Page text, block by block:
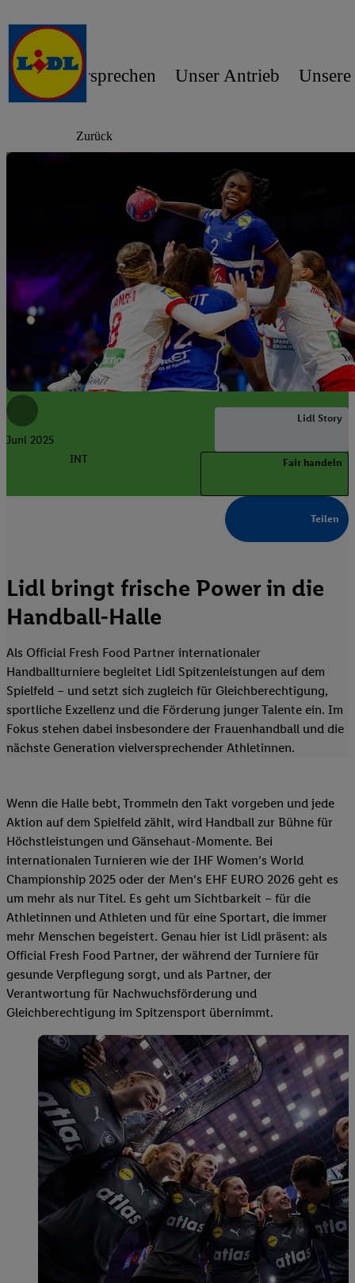
Unser Versprechen Unser Antrieb
Zurück
Juni 2025
INT
Lidl Story
Fair handeln
Teilen
Lidl bringt frische Power in die
Handball-Halle
Als Official Fresh Food Partner internationaler
Handballturniere begleitet Lidl Spitzenleistungen auf dem
Spielfeld – und setzt sich zugleich für Gleichberechtigung,
sportliche Exzellenz und die Förderung junger Talente ein. Im
Fokus stehen dabei insbesondere der Frauenhandball und die
nächste Generation vielversprechender Athletinnen.
Wenn die Halle bebt, Trommeln den Takt vorgeben und jede
Aktion auf dem Spielfeld zählt, wird Handball zur Bühne für
Höchstleistungen und Gänsehaut-Momente. Bei
internationalen Turnieren wie der IHF Women’s World
Championship 2025 oder der Men‘s EHF EURO 2026 geht es
um mehr als nur Titel. Es geht um Sichtbarkeit – für die
Athletinnen und Athleten und für eine Sportart, die immer
mehr Menschen begeistert. Genau hier ist Lidl präsent: als
Official Fresh Food Partner, der während der Turniere für
gesunde Verpflegung sorgt, und als Partner, der
Verantwortung für Nachwuchsförderung und
Gleichberechtigung im Spitzensport übernimmt.